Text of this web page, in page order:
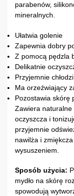
parabenów,
mineralnych.
Ułatwia golenie
Zapewnia dobry
Z pomocą pędzla
Delikatnie
Przyjemnie
Ma orzeźwiający
Pozostawia skórę
Zawiera naturalne
oczyszcza i
przyjemnie
nawilża i
wysuszeniem.
Sposób użycia:
mydło na skórę
spowodują